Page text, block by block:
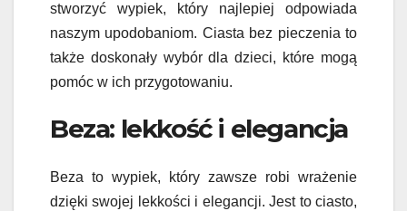
stworzyć wypiek, który najlepiej odpowiada
naszym upodobaniom. Ciasta bez pieczenia to
także doskonały wybór dla dzieci, które mogą
pomóc w ich przygotowaniu.
Beza: lekkość i elegancja
Beza to wypiek, który zawsze robi wrażenie
dzięki swojej lekkości i elegancji. Jest to ciasto,